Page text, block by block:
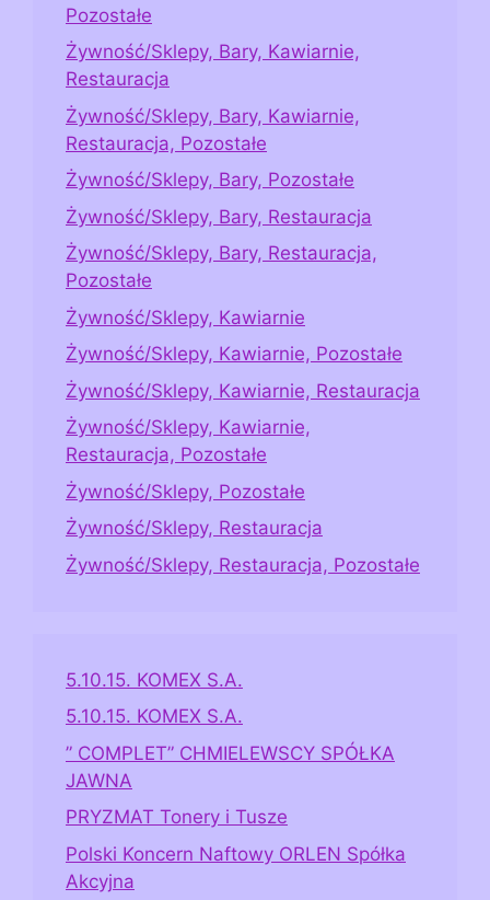
Pozostałe
Żywność/Sklepy, Bary, Kawiarnie,
Restauracja
Żywność/Sklepy, Bary, Kawiarnie,
Restauracja, Pozostałe
Żywność/Sklepy, Bary, Pozostałe
Żywność/Sklepy, Bary, Restauracja
Żywność/Sklepy, Bary, Restauracja,
Pozostałe
Żywność/Sklepy, Kawiarnie
Żywność/Sklepy, Kawiarnie, Pozostałe
Żywność/Sklepy, Kawiarnie, Restauracja
Żywność/Sklepy, Kawiarnie,
Restauracja, Pozostałe
Żywność/Sklepy, Pozostałe
Żywność/Sklepy, Restauracja
Żywność/Sklepy, Restauracja, Pozostałe
5.10.15. KOMEX S.A.
5.10.15. KOMEX S.A.
” COMPLET” CHMIELEWSCY SPÓŁKA
JAWNA
PRYZMAT Tonery i Tusze
Polski Koncern Naftowy ORLEN Spółka
Akcyjna